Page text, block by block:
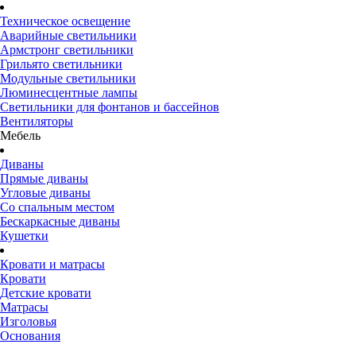
Техническое освещение
Аварийные светильники
Армстронг светильники
Грильято светильники
Модульные светильники
Люминесцентные лампы
Светильники для фонтанов и бассейнов
Вентиляторы
Мебель
Диваны
Прямые диваны
Угловые диваны
Со спальным местом
Бескаркасные диваны
Кушетки
Кровати и матрасы
Кровати
Детские кровати
Матрасы
Изголовья
Основания